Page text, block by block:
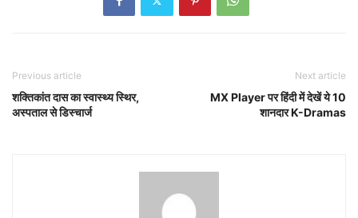
Previous article
शक्तिकांत दास का स्वास्थ्य स्थिर,
अस्पताल से डिस्चार्ज
Next article
MX Player पर हिंदी में देखें ये 10
शानदार K-Dramas